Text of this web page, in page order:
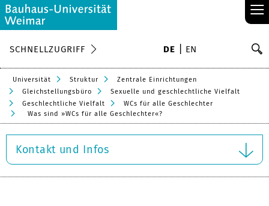
≡
SCHNELLZUGRIFF DE EN
Universität Struktur
Zentrale Einrichtungen
Gleichstellungsbüro
Sexuelle und geschlechtliche Vielfalt
Geschlechtliche Vielfalt
WCs für alle Geschlechter
Was sind »WCs für alle Geschlechter«?
Kontakt und Infos